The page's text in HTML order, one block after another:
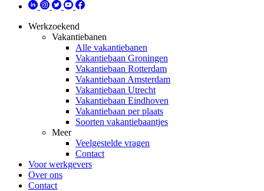
Werkzoekend
Vakantiebanen
Alle vakantiebanen
Vakantiebaan Groningen
Vakantiebaan Rotterdam
Vakantiebaan Amsterdam
Vakantiebaan Utrecht
Vakantiebaan Eindhoven
Vakantiebaan per plaats
Soorten vakantiebaantjes
Meer
Veelgestelde vragen
Contact
Voor werkgevers
Over ons
Contact